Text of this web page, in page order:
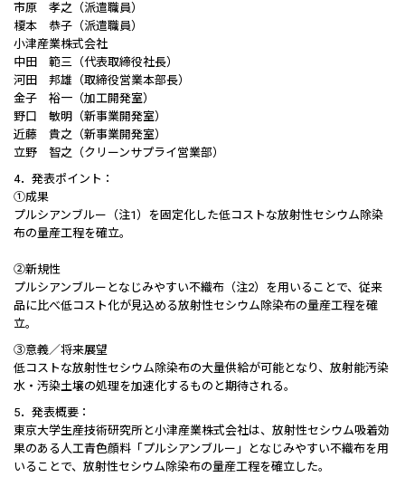
市原 孝之（派遣職員）
榎本 恭子（派遣職員）
小津産業株式会社
中田 範三（代表取締役社長）
河田 邦雄（取締役営業本部長）
金子 裕一（加工開発室）
野口 敏明（新事業開発室）
近藤 貴之（新事業開発室）
立野 智之（クリーンサプライ営業部）
4．発表ポイント：
①成果
プルシアンブルー（注1）を固定化した低コストな放射性セシウム除染
布の量産工程を確立。
②新規性
プルシアンブルーとなじみやすい不織布（注2）を用いることで、従来
品に比べ低コスト化が見込める放射性セシウム除染布の量産工程を確
立。
③意義／将来展望
低コストな放射性セシウム除染布の大量供給が可能となり、放射能汚染
水・汚染土壌の処理を加速化するものと期待される。
5．発表概要：
東京大学生産技術研究所と小津産業株式会社は、放射性セシウム吸着効
果のある人工青色顔料「プルシアンブルー」となじみやすい不織布を用
いることで、放射性セシウム除染布の量産工程を確立した。